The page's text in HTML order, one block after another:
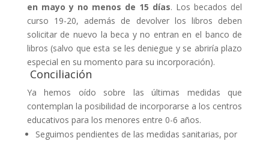
en mayo y no menos de 15 días. Los becados del
curso 19-20, además de devolver los libros deben
solicitar de nuevo la beca y no entran en el banco de
libros (salvo que esta se les deniegue y se abriría plazo
especial en su momento para su incorporación).
Conciliación
Ya hemos oído sobre las últimas medidas que
contemplan la posibilidad de incorporarse a los centros
educativos para los menores entre 0-6 años.
Seguimos pendientes de las medidas sanitarias, por